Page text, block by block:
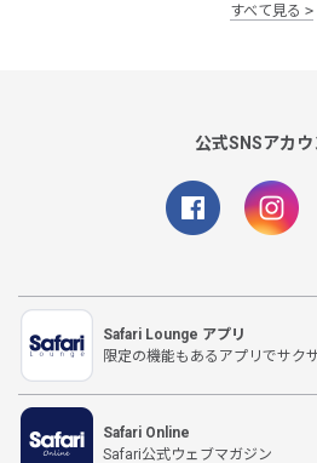
すべて見る
公式SNSアカウ
Safari Lounge アプリ
限定の機能もあるアプリでサク
Safari Online
Safari公式ウェブマガジン